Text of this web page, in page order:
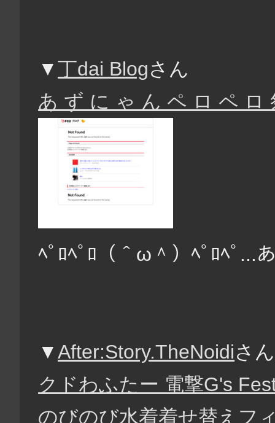
▼丁dai Blogさん
あ ず に ゃ ん ペ ロ ペ ロ
ﾍﾟﾛﾍﾟﾛ（＾ω＾）ﾍﾟﾛﾍﾟ...
▼After:Story.TheNoidiさん
クドわふたー 電撃G's
のびのび水着着せ替えフ